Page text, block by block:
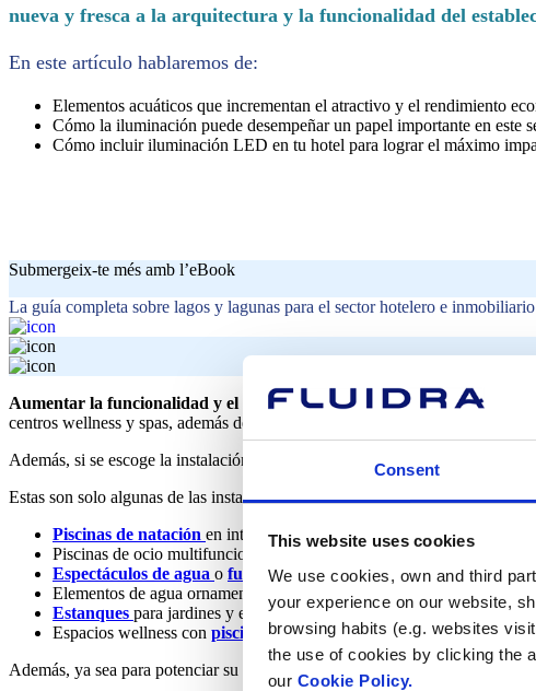
Consent
This website uses cookies
We use cookies, own and third
your experience on our website,
browsing habits (e.g. websites
the use of cookies by clicking the
our Cookie Policy.
nueva y fresca a la arquitectura y la funcionalidad del
En este artículo hablaremos de:
Elementos acuáticos que incrementan el atractivo y el rendimiento
Cómo la iluminación puede desempeñar un papel importante en este
Cómo incluir iluminación LED en tu hotel para lograr el máximo
Submergeix-te més amb l’eBook
La guía completa sobre lagos y lagunas para el sector hotelero e inmobiliario
Aumentar la funcionalidad y el atractivo de los hoteles
con elementos
centros wellness y spas, además de los huéspedes que pernoctan) hasta
Además, si se escoge la instalación acuática correcta y se incorporan los
Estas son solo algunas de las instalaciones que podrías instalar en tu hotel:
Piscinas de natación en interiores para actividades deportivas;
Piscinas de ocio multifuncionales al aire libre para toda la familia;
Espectáculos de agua o fuentes secas a la entrada del hotel;
Elementos de agua ornamentales, como
cascadas
, cortinas de agua o
Estanques para jardines y espacios verdes;
Espacios wellness con piscinasvitality,saunas, duchas
Además, ya sea para potenciar su atractivo o con fines funcionales, si